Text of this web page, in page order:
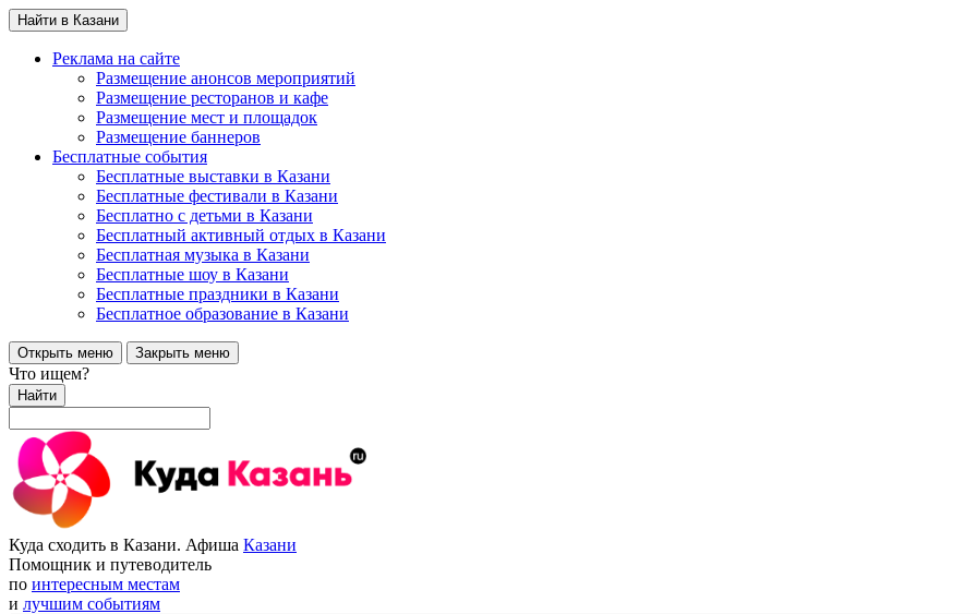
Найти в Казани
Реклама на сайте
Размещение анонсов мероприятий
Размещение ресторанов и кафе
Размещение мест и площадок
Размещение баннеров
Бесплатные события
Бесплатные выставки в Казани
Бесплатные фестивали в Казани
Бесплатно с детьми в Казани
Бесплатный активный отдых в Казани
Бесплатная музыка в Казани
Бесплатные шоу в Казани
Бесплатные праздники в Казани
Бесплатное образование в Казани
Открыть меню Закрыть меню
Что ищем?
Найти
Куда сходить в Казани. Афиша Казани
Помощник и путеводитель
по интересным местам
и лучшим событиям